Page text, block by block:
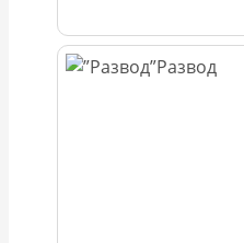
Развод